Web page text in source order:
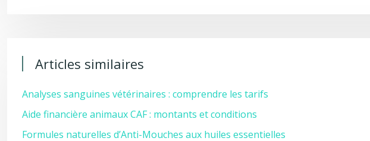
Articles similaires
Analyses sanguines vétérinaires : comprendre les tarifs
Aide financière animaux CAF : montants et conditions
Formules naturelles d’Anti-Mouches aux huiles essentielles